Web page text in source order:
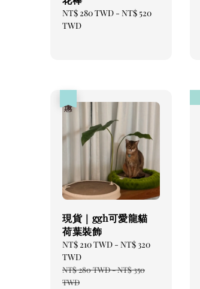
Regular
price
NT$ 280 TWD - NT$ 520
TWD
現貨｜ggh可愛龍貓
荷葉裝飾
Sale
price
NT$ 210 TWD - NT$ 320
TWD
Regular
price
NT$ 280 TWD-NT$ 350
TWD